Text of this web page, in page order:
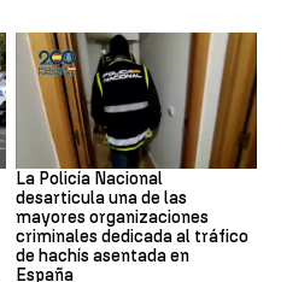
Narcotrafico
La Policía Nacional
desarticula una de las
mayores organizaciones
criminales dedicada al tráfico
de hachís asentada en
España